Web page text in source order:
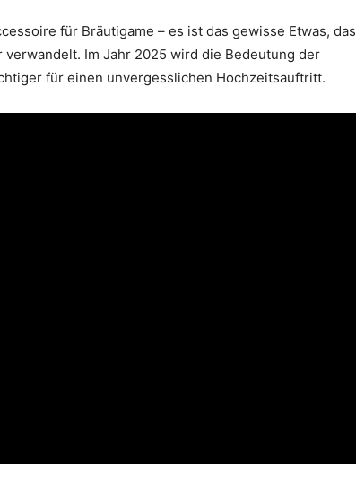
für Bräutigame – es ist das gewisse Etwas, das
Im Jahr 2025 wird die Bedeutung der
für einen unvergesslichen Hochzeitsauftritt.